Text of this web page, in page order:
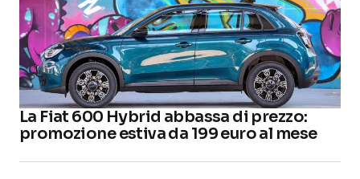
La Fiat 600 Hybrid abbassa di prezzo:
promozione estiva da 199 euro al mese